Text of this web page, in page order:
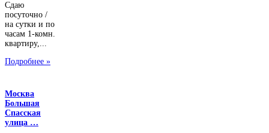
Сдаю
посуточно /
на сутки и по
часам 1-комн.
квартиру,...
Подробнее »
Москва
Большая
Спасская
улица …